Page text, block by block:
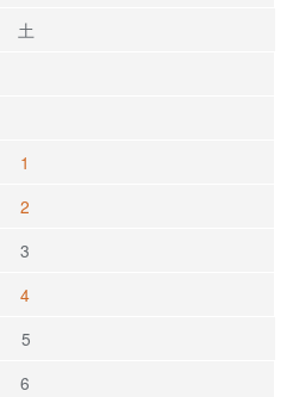
土
1
2
3
4
5
6